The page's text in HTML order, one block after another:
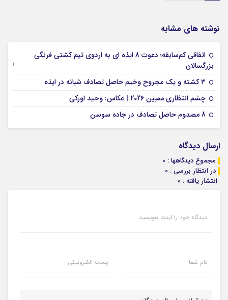
نوشته های مشابه
اتفاقی کم‌سابقه؛ دعوت 8 ایذه ای به اردوی تیم کشتی فرنگی
بزرگسالان
09 جولای 2026
۳ کشته و یک مجروح وخیم حاصل تصادف شبانه در ایذه
چشم انتظاری ممبین 2026 | عکاس: وحید اورکی
8 مصدوم حاصل تصادف در جاده سوسن
ارسال دیدگاه
مجموع دیدگاهها : 0
در انتظار بررسی : 0
انتشار یافته : 0
دیدگاه خود را اینجا بنویسید
نام شما پست الکترونیکی